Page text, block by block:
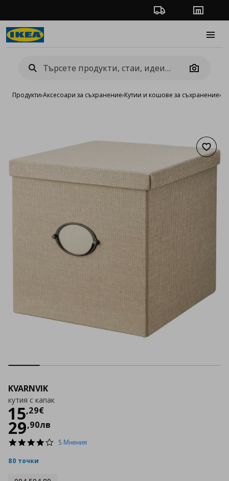
Проследяване на
Camera
Продукти›Аксесоари за съхранение›Кутии и кошове за съхранение›
KVARNVIK
кутия с капак
15,29€
Цена
29,90лв
4.2
5 Мнения
80 точки